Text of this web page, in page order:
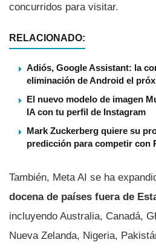
concurridos para visitar.
RELACIONADO:
Adiós, Google Assistant: la
eliminación de Android el
El nuevo modelo de imagen
IA con tu perfil de Instagram
Mark Zuckerberg quiere su
predicción para competir con
También, Meta AI se ha
docena de países fuera de
incluyendo Australia, Canadá,
Nueva Zelanda, Nigeria,